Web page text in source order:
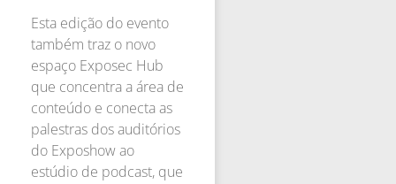
Esta edição do evento
também traz o novo
espaço Exposec Hub
que concentra a área de
conteúdo e conecta as
palestras dos auditórios
do Exposhow ao
estúdio de podcast, que